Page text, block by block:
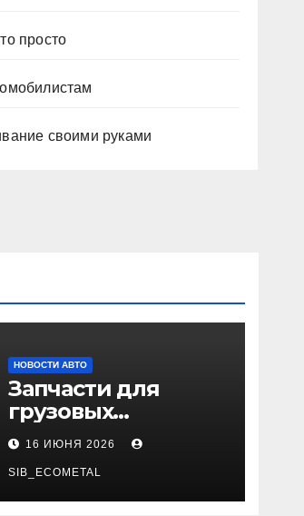
просто
своими руками
НОВОСТИ АВТО
Запчасти для
грузовых
автомобилей:
справочная база по
корейским и
японским
16 ИЮНЯ 2026
SIB_ECOMETAL